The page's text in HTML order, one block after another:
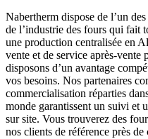
Nabertherm dispose de l’un
de l’industrie des fours qui fait
une production centralisée en
vente et de service après-vente
disposons d’un avantage
vos besoins. Nos partenaires
commercialisation réparties
monde garantissent un suivi et
sur site. Vous trouverez des
nos clients de référence près de